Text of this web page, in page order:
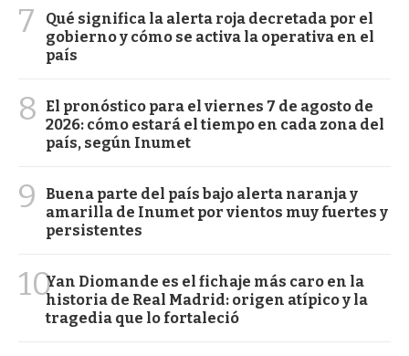
7
Qué significa la alerta roja decretada por el
gobierno y cómo se activa la operativa en el
país
8
El pronóstico para el viernes 7 de agosto de
2026: cómo estará el tiempo en cada zona del
país, según Inumet
9
Buena parte del país bajo alerta naranja y
amarilla de Inumet por vientos muy fuertes y
persistentes
10Yan Diomande es el fichaje más caro en la
historia de Real Madrid: origen atípico y la
tragedia que lo fortaleció